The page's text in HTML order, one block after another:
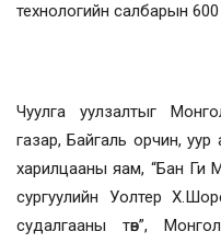
технологийн салбарын 600
Чуулга уулзалтыг
газар, Байгаль орчин, уур
харилцааны яам, “Бан
сургуулийн Уолтер
судалгааны төв”,